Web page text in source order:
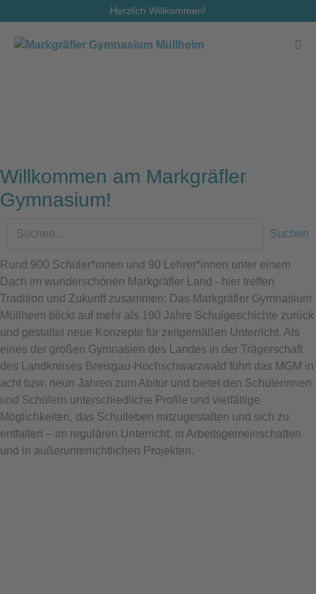
Inhalt
springen
Herzlich Willkommen!
Willkommen am Markgräfler
Gymnasium!
Suchen
Rund 900 Schüler*innen und 90 Lehrer*innen unter einem
Dach im wunderschönen Markgräfler Land - hier treffen
Tradition und Zukunft zusammen: Das Markgräfler Gymnasium
Müllheim blickt auf mehr als 190 Jahre Schulgeschichte zurück
und gestaltet neue Konzepte für zeitgemäßen Unterricht. Als
eines der großen Gymnasien des Landes in der Trägerschaft
des Landkreises Breisgau-Hochschwarzwald führt das MGM in
acht bzw. neun Jahren zum Abitur und bietet den Schülerinnen
und Schülern unterschiedliche Profile und vielfältige
Möglichkeiten, das Schulleben mitzugestalten und sich zu
entfalten – im regulären Unterricht, in Arbeitsgemeinschaften
und in außerunterrichtlichen Projekten.